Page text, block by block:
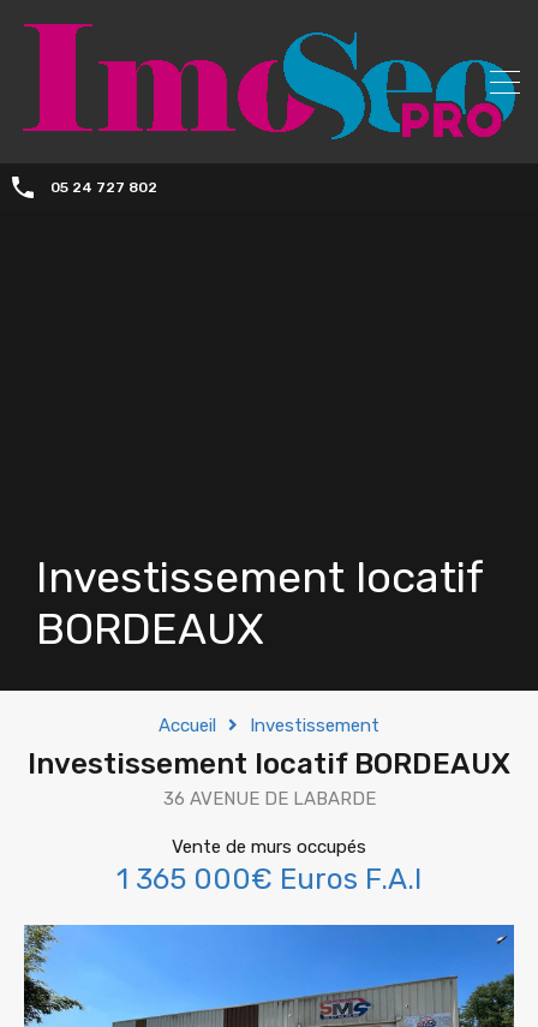
05 24 727 802
Investissement locatif
BORDEAUX
Accueil Investissement
Investissement locatif BORDEAUX
36 AVENUE DE LABARDE
Vente de murs occupés
1 365 000€ Euros F.A.I